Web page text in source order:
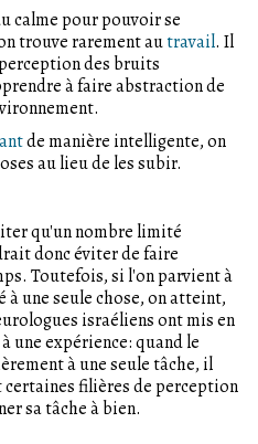
calme pour pouvoir se
trouve rarement autravail. Il
des bruits
à faire abstraction de
de manière intelligente, on
au lieu de les subir.
qu'un nombre limité
donc éviter de faire
Toutefois, si l'on parvient à
une seule chose, on atteint,
israéliens ont mis en
une expérience: quand le
à une seule tâche, il
filières de perception
sa tâche à bien.